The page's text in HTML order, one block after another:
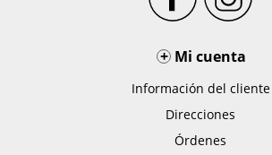
+ Mi cuenta
Información del cliente
Direcciones
Órdenes